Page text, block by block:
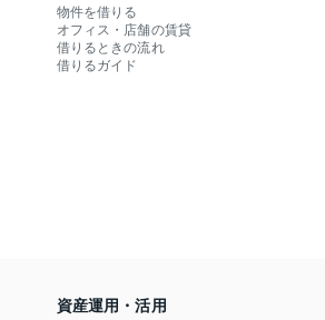
物件を借りる
オフィス・店舗の賃貸
借りるときの流れ
借りるガイド
資産運用・活用